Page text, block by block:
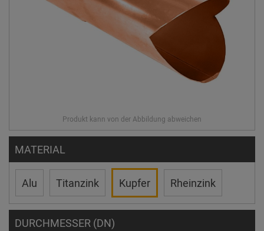
MATERIAL
Alu Titanzink Kupfer Rheinzink
DURCHMESSER (DN)